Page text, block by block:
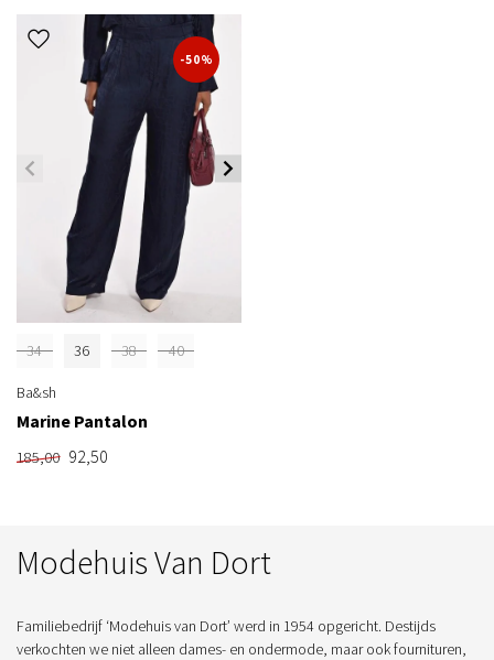
-50%
34 36 38 40
Ba&sh
Marine Pantalon
185,00 92,50
Modehuis Van Dort
Familiebedrijf ‘Modehuis van Dort’ werd in 1954 opgericht. Destijds
verkochten we niet alleen dames- en ondermode, maar ook fournituren,